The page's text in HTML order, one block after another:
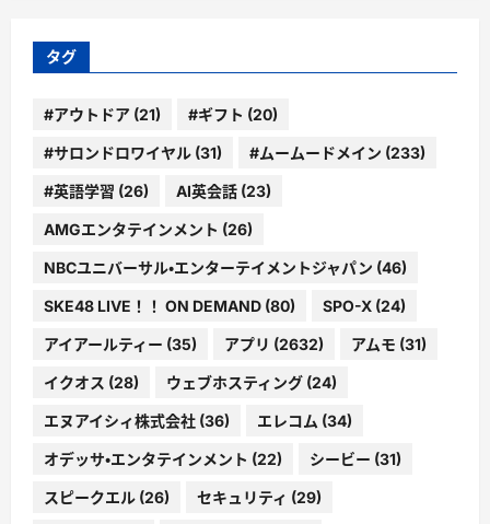
ー
タグ
#アウトドア (21) #ギフト (20)
#サロンドロワイヤル (31) #ムームードメイン (233)
#英語学習 (26) AI英会話 (23)
AMGエンタテインメント (26)
NBCユニバーサル・エンターテイメントジャパン (46)
SKE48 LIVE！！ ON DEMAND (80) SPO-X (24)
アイアールティー (35) アプリ (2632) アムモ (31)
イクオス (28) ウェブホスティング (24)
エヌアイシィ株式会社 (36) エレコム (34)
オデッサ・エンタテインメント (22) シービー (31)
スピークエル (26) セキュリティ (29)